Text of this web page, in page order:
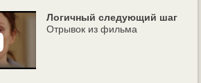
Логичный следующий шаг
Отрывок из фильма